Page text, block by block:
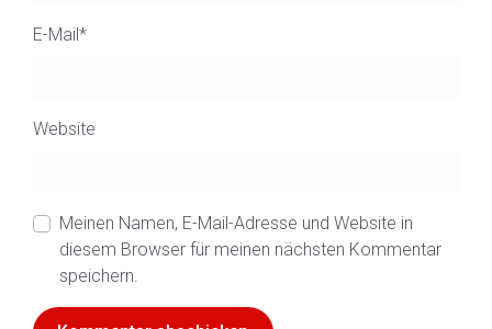
E-Mail*
Website
Meinen Namen, E-Mail-Adresse und Website in
diesem Browser für meinen nächsten Kommentar
speichern.